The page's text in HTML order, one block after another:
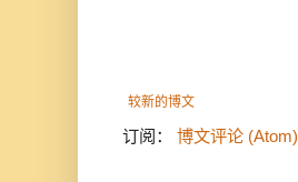
较新的博文
订阅： 博文评论 (Atom)